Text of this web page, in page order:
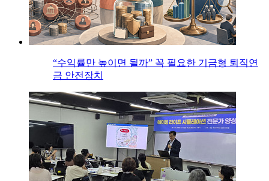
“수익률만 높이면 될까” 꼭 필요한 기금형 퇴직연
금 안전장치